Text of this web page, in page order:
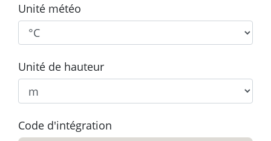
Unité météo
Unité de hauteur
Code d'intégration